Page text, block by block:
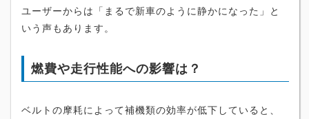
ユーザーからは「まるで新車のように静かになった」と
いう声もあります。
燃費や走行性能への影響は？
ベルトの摩耗によって補機類の効率が低下していると、